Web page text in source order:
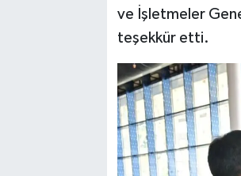
ve İşletmeler
teşekkür etti.